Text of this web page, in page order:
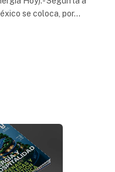
se coloca, por…